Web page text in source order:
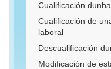
Cualificación
Cualificación de
laboral
Descualificación
Modificación de